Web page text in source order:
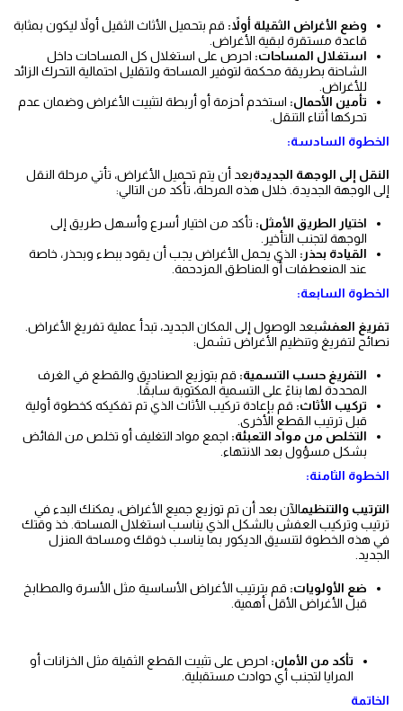
وضع الأغراض الثقيلة أولاً: قم بتحميل الأثاث الثقيل أولاً ليكون بمثابة
قاعدة مستقرة لبقية الأغراض.
استغلال المساحات: احرص على استغلال كل المساحات داخل
الشاحنة بطريقة محكمة لتوفير المساحة ولتقليل احتمالية التحرك الزائد
للأغراض.
تأمين الأحمال: استخدم أحزمة أو أربطة لتثبيت الأغراض وضمان عدم
تحركها أثناء التنقل.
الخطوة السادسة:
النقل إلى الوجهة الجديدةبعد أن يتم تحميل الأغراض، تأتي مرحلة النقل
إلى الوجهة الجديدة. خلال هذه المرحلة، تأكد من التالي:
اختيار الطريق الأمثل: تأكد من اختيار أسرع وأسهل طريق إلى
الوجهة لتجنب التأخير.
القيادة بحذر: الذي يحمل الأغراض يجب أن يقود ببطء وبحذر، خاصة
عند المنعطفات أو المناطق المزدحمة.
الخطوة السابعة:
تفريغ العفشبعد الوصول إلى المكان الجديد، تبدأ عملية تفريغ الأغراض.
نصائح لتفريغ وتنظيم الأغراض تشمل:
التفريغ حسب التسمية: قم بتوزيع الصناديق والقطع في الغرف
المحددة لها بناءً على التسمية المكتوبة سابقًا.
تركيب الأثاث: قم بإعادة تركيب الأثاث الذي تم تفكيكه كخطوة أولية
قبل ترتيب القطع الأخرى.
التخلص من مواد التعبئة: اجمع مواد التغليف أو تخلص من الفائض
بشكل مسؤول بعد الانتهاء.
الخطوة الثامنة:
الترتيب والتنظيمالآن بعد أن تم توزيع جميع الأغراض، يمكنك البدء في
ترتيب وتركيب العفش بالشكل الذي يناسب استغلال المساحة. خذ وقتك
في هذه الخطوة لتنسيق الديكور بما يناسب ذوقك ومساحة المنزل
الجديد.
ضع الأولويات: قم بترتيب الأغراض الأساسية مثل الأسرة والمطابخ
قبل الأغراض الأقل أهمية.
تأكد من الأمان: احرص على تثبيت القطع الثقيلة مثل الخزانات أو
المرايا لتجنب أي حوادث مستقبلية.
الخاتمة